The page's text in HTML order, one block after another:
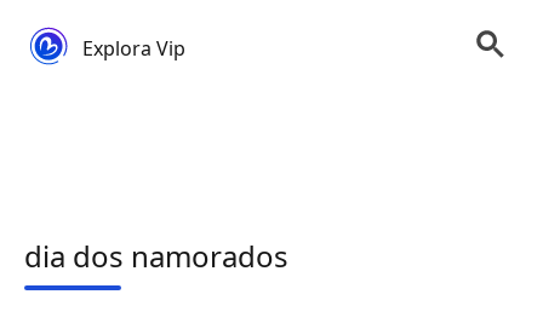
Explora Vip
dia dos namorados